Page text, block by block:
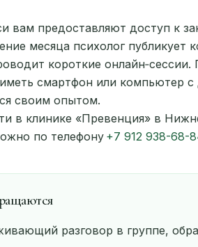
вам предоставляют доступ к
месяца психолог публикует
короткие онлайн‑сессии.
смартфон или компьютер с
своим опытом.
в клинике «Превенция» в
по телефону +7 912 938-68-
разговор в группе,